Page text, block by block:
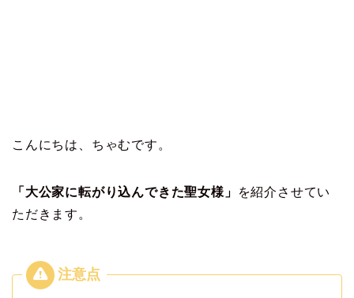
こんにちは、ちゃむです。
「大公家に転がり込んできた聖女様」
を紹介させてい
ただきます。